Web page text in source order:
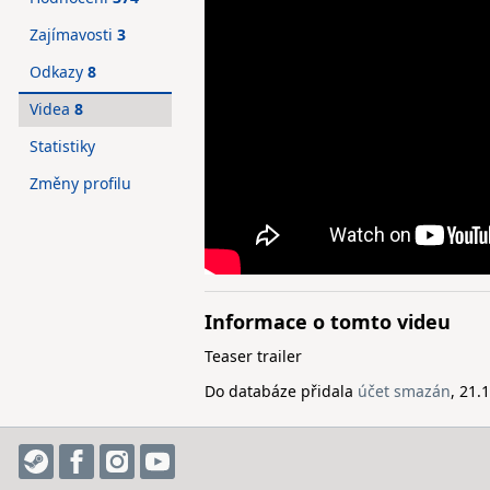
Informace o tomto videu
Teaser trailer
Do databáze přidala účet smazán,
Zajímavosti 3
Odkazy 8
Videa 8
Statistiky
Změny profilu